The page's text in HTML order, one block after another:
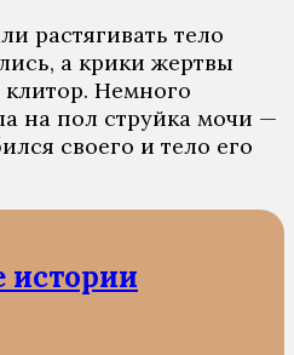
растягивать тело
а крики жертвы
Немного
на пол струйка мочи —
своего и тело его
истории